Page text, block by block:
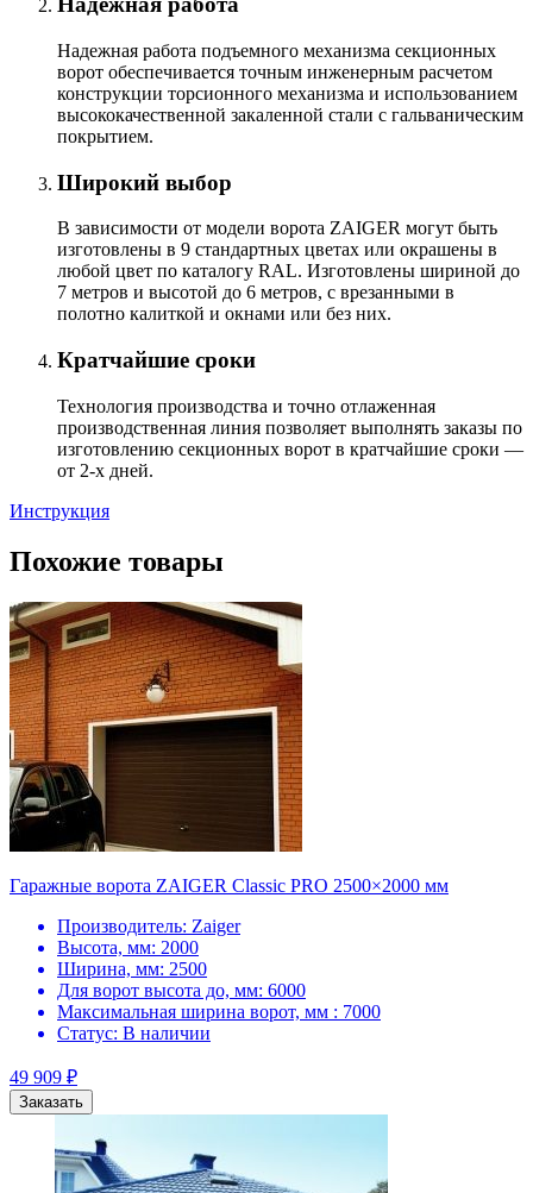
Надежная работа подъемного механизма секционных
ворот обеспечивается точным инженерным расчетом
конструкции торсионного механизма и использованием
высококачественной закаленной стали с гальваническим
покрытием.
Широкий выбор
В зависимости от модели ворота ZAIGER могут быть
изготовлены в 9 стандартных цветах или окрашены в
любой цвет по каталогу RAL. Изготовлены шириной до
7 метров и высотой до 6 метров, с врезанными в
полотно калиткой и окнами или без них.
Кратчайшие сроки
Технология производства и точно отлаженная
производственная линия позволяет выполнять заказы по
изготовлению секционных ворот в кратчайшие сроки —
от 2-х дней.
Инструкция
Похожие товары
Гаражные ворота ZAIGER Classic PRO 2500×2000 мм
Производитель: Zaiger
Высота, мм: 2000
Ширина, мм: 2500
Для ворот высота до, мм: 6000
Максимальная ширина ворот, мм : 7000
Статус: В наличии
49 909 ₽
Заказать